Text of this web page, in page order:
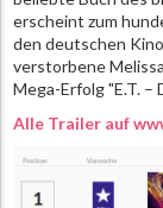
erscheint zum
den deutschen
verstorbene
Mega-Erfolg "E.T. –
Alle Trailer auf